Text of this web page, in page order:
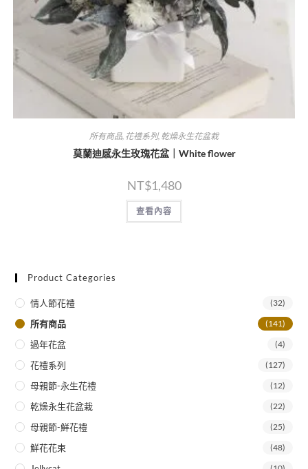
所有商品, 花禮系列, 乾燥永生花盆栽
莫蘭迪感永生玫瑰花盆｜White flower
NT$1,480
查看內容
Product Categories
情人節花禮 (32)
所有商品 (141)
過年花盆 (4)
花禮系列 (127)
母親節-永生花禮 (12)
乾燥永生花盆栽 (22)
母親節-鮮花禮 (25)
鮮花花束 (48)